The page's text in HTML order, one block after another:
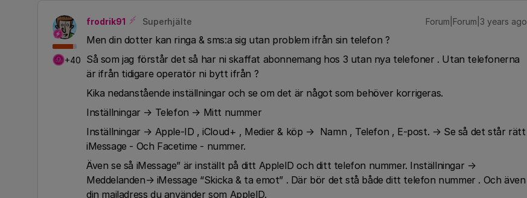
+40
frodrik91 Superhjälte Forum|Forum|3 years ago
Men din dotter kan ringa & sms:a sig utan problem ifrån sin telefon ?
Så som jag förstår det så har ni skaffat abonnemang hos 3 utan nya telefoner . Utan telefonerna
är ifrån tidigare operatör ni bytt ifrån ?
Kika nedanstående inställningar och se om det är något som behöver korrigeras.
Inställningar → Telefon → Mitt nummer
Inställningar → Apple-ID , iCloud+ , Medier & köp → Namn , Telefon , E-post. → Se så det står rätt
iMessage - Och Facetime - nummer.
Även se så iMessage” är inställt på ditt AppleID och ditt telefon nummer. Inställningar →
Meddelanden→ iMessage “Skicka & ta emot” . Där bör det stå både ditt telefon nummer . Och även
din mailadress du använder som AppleID.